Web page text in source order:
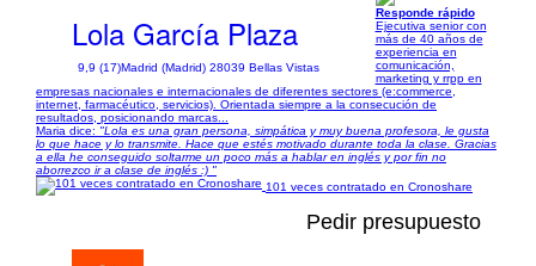
Lola García Plaza
9,9 (17)Madrid (Madrid) 28039 Bellas Vistas
Responde rápido
Ejecutiva senior con
más de 40 años de
experiencia en
comunicación,
marketing y rrpp en
empresas nacionales e internacionales de diferentes sectores (e:commerce,
internet, farmacéutico, servicios). Orientada siempre a la consecución de
resultados, posicionando marcas...
Maria dice: "Lola es una gran persona, simpática y muy buena profesora, le gusta
lo que hace y lo transmite. Hace que estés motivado durante toda la clase. Gracias
a ella he conseguido soltarme un poco más a hablar en inglés y por fin no
aborrezco ir a clase de inglés :) "
101 veces contratado en Cronoshare
Pedir presupuesto